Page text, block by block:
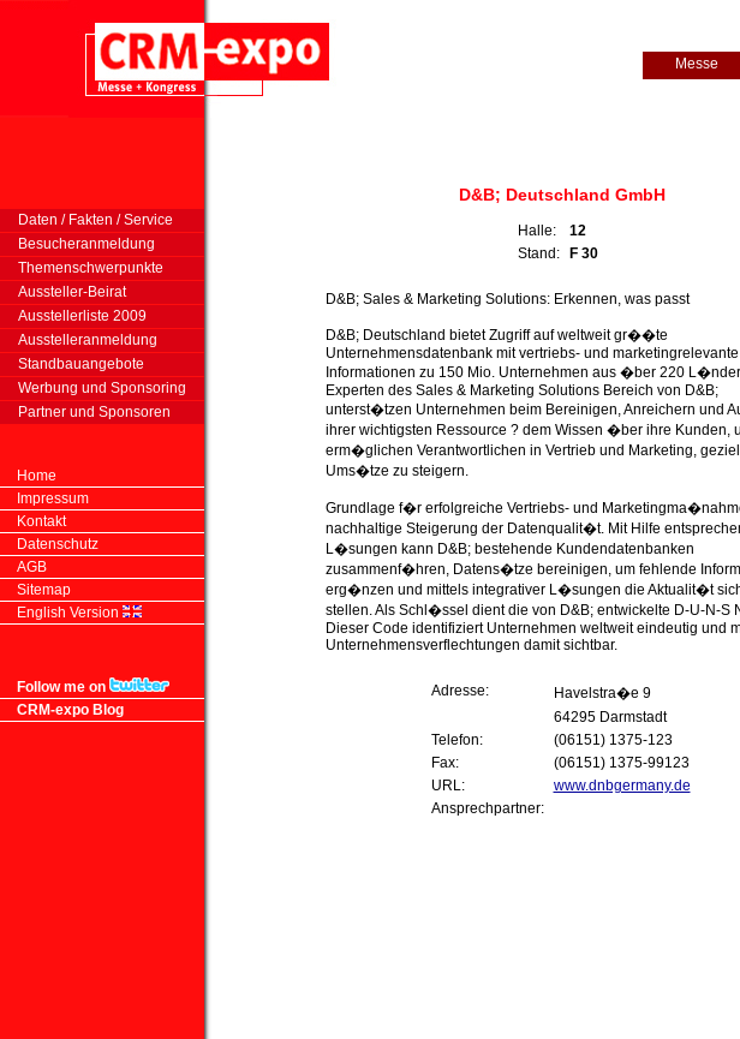
Messe
Daten / Fakten / Service
Besucheranmeldung
Themenschwerpunkte
Aussteller-Beirat
Ausstellerliste 2009
Ausstelleranmeldung
Standbauangebote
Werbung und Sponsoring
Partner und Sponsoren
Home
Impressum
Kontakt
Datenschutz
AGB
Sitemap
English Version
Follow me on
CRM-expo Blog
D&B; Deutschland GmbH
Halle:
12
Stand:
F 30
D&B; Sales & Marketing Solutions: Erkennen, was passt
D&B; Deutschland bietet Zugriff auf weltweit gr��te
Unternehmensdatenbank mit vertriebs- und marketingrelevante
Informationen zu 150 Mio. Unternehmen aus �ber 220
Experten des Sales & Marketing Solutions Bereich von D&B;
unterst�tzen Unternehmen beim Bereinigen, Anreichern und
ihrer wichtigsten Ressource ? dem Wissen �ber ihre Kunden,
erm�glichen Verantwortlichen in Vertrieb und Marketing,
Ums�tze zu steigern.
Grundlage f�r erfolgreiche Vertriebs- und
nachhaltige Steigerung der Datenqualit�t. Mit Hilfe
L�sungen kann D&B; bestehende Kundendatenbanken
zusammenf�hren, Datens�tze bereinigen, um fehlende
erg�nzen und mittels integrativer L�sungen die Aktualit�t
stellen. Als Schl�ssel dient die von D&B; entwickelte D-U-N-S
Dieser Code identifiziert Unternehmen weltweit eindeutig und
Unternehmensverflechtungen damit sichtbar.
Adresse:
Havelstra�e 9
64295 Darmstadt
Telefon:
(06151) 1375-123
Fax:
(06151) 1375-99123
URL:
www.dnbgermany.de
Ansprechpartner: